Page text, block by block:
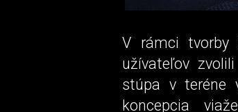
V rámci tvorby
užívateľov
stúpa v teréne
koncepcia